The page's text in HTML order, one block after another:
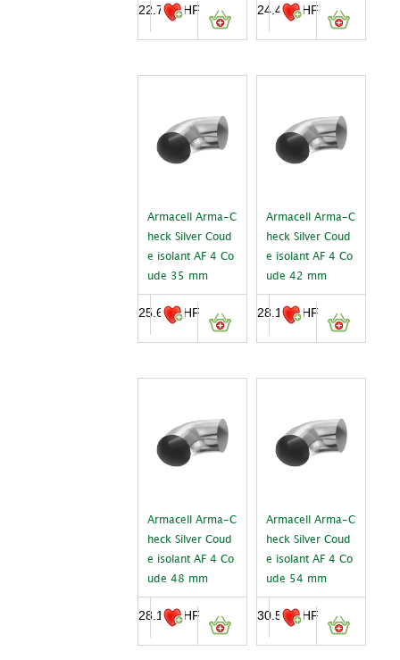
22.70CHF 24.45CHF
Armacell Arma-C
heck Silver Coud
e isolant AF 4 Co
ude 35 mm
25.60CHF
Armacell Arma-C
heck Silver Coud
e isolant AF 4 Co
ude 42 mm
28.10CHF
Armacell Arma-C
heck Silver Coud
e isolant AF 4 Co
ude 48 mm
28.10CHF
Armacell Arma-C
heck Silver Coud
e isolant AF 4 Co
ude 54 mm
30.55CHF